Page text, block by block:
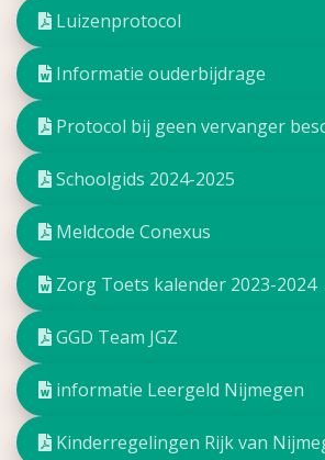
Luizenprotocol
Informatie ouderbijdrage
Protocol bij geen vervanger
Schoolgids 2024-2025
Meldcode Conexus
Zorg Toets kalender 2023-2024
GGD Team JGZ
informatie Leergeld Nijmegen
Kinderregelingen Rijk van